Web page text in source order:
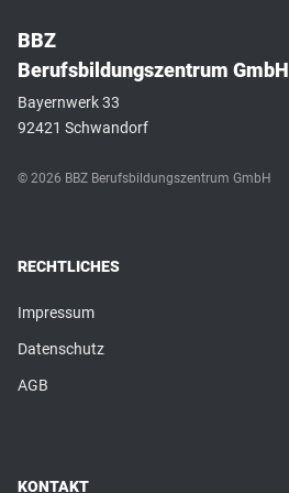
BBZ
Berufsbildungszentrum GmbH
Bayernwerk 33
92421 Schwandorf
© 2026 BBZ Berufsbildungszentrum GmbH
RECHTLICHES
Impressum
Datenschutz
AGB
KONTAKT